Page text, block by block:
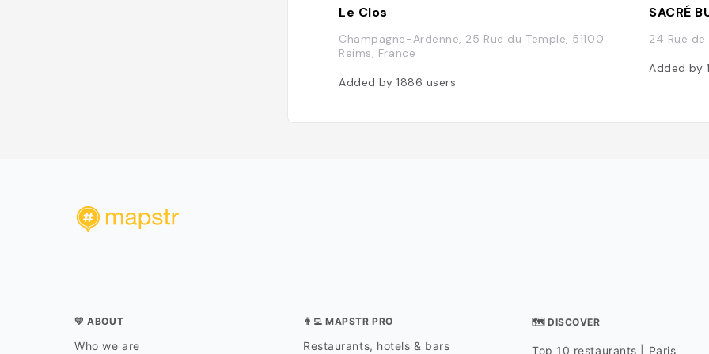
Le Clos
Champagne-Ardenne, 25 Rue du Temple, 51100
Reims, France
Added by 1886 users
SACRÉ
24 Rue de
Added by
💛 ABOUT
Who we are
👨‍💻 MAPSTR PRO
Restaurants, hotels & bars
🗺 DISCOVER
Top 10 restaurants | Paris